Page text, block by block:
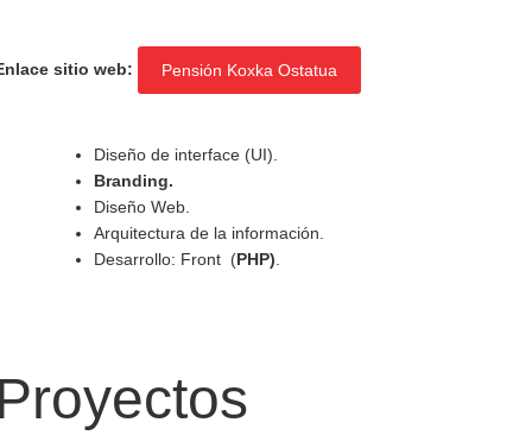
sitio web: Pensión Koxka Ostatua
Diseño de interface (UI).
Branding.
Diseño Web.
Arquitectura de la información.
Desarrollo: Front (PHP)